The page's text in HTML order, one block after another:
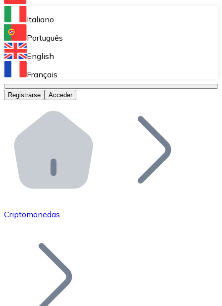
Bitnovo Ramp
Integra nuestra solución en tu plataforma.
Bitnovo Giftcards
Bitnovo OTC
Bitnovo ATM
Integra un ATM Bitnovo en tu negocio y permite que
Bitnovo API
Integra nuestra API en tu ecosistema.
Únete a nuestra red de distribuidores.
Añade tu proyecto a nuestro ecosistema.
Italiano
Português
English
Français
Registrarse Acceder
Criptomonedas